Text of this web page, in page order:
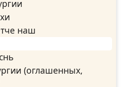
наш
(оглашенных,